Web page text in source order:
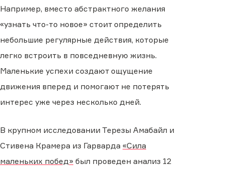
Например, вместо абстрактного желания
«узнать что-то новое» стоит определить
небольшие регулярные действия, которые
легко встроить в повседневную жизнь.
Маленькие успехи создают ощущение
движения вперед и помогают не потерять
интерес уже через несколько дней.
В крупном исследовании Терезы Амабайл и
Стивена Крамера из Гарварда «Сила
маленьких побед» был проведен анализ 12